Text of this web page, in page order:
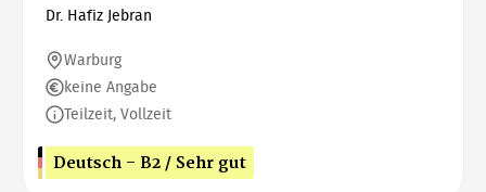
Dr. Hafiz Jebran
Warburg
keine Angabe
Teilzeit, Vollzeit
Deutsch - B2 / Sehr gut